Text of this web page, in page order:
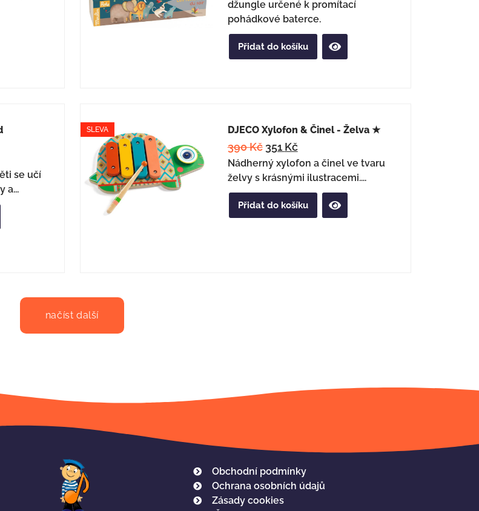
džungle určené k promítací
pohádkové baterce.
Přidat do košíku
se učí
a...
SLEVA DJECO Xylofon & Činel - Želva ★
390Kč 351 Kč
Nádherný xylofon a činel ve tvaru
želvy s krásnými ilustracemi....
Přidat do košíku
načíst další
Obchodní podmínky
Ochrana osobních údajů
Zásady cookies